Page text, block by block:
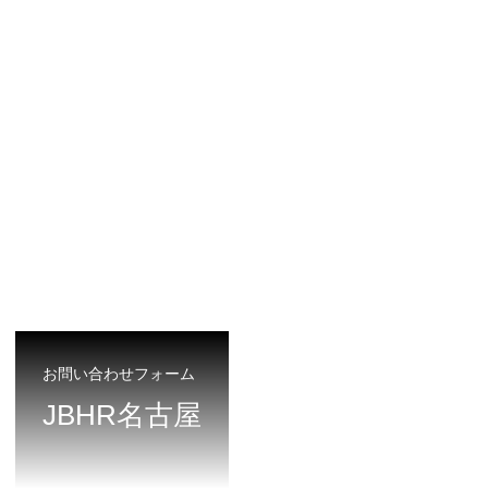
お問い合わせフォーム
JBHR名古屋